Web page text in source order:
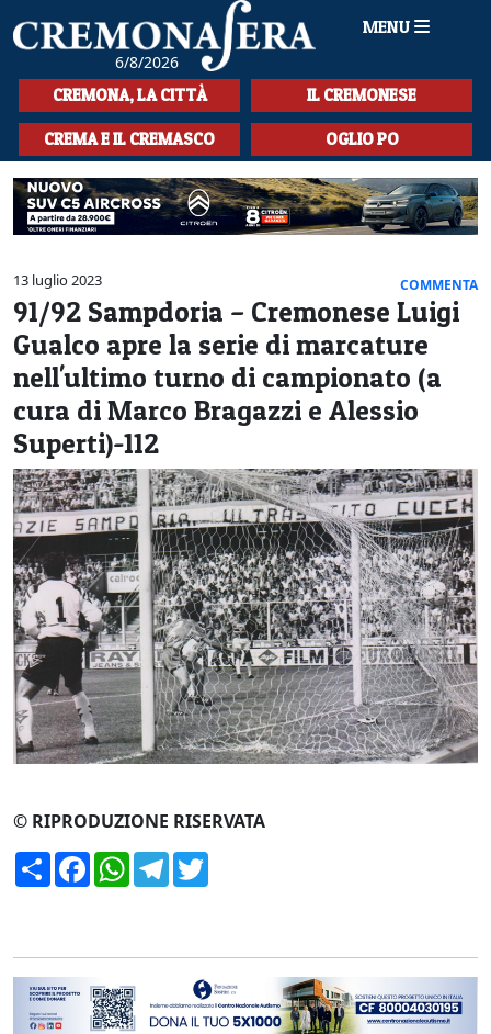
6/8/2026
MENU
HOME
CRONACA
SPORT
LA MUSICA
CULTURA
LA STORIA
SPETTACOLI
L'EDITORIALE
SEZIONI
CERCA
CREMONA, LA CITTÀ IL CREMONESE
CREMA E IL CREMASCO OGLIO PO
13 luglio 2023 COMMENTA
91/92 Sampdoria – Cremonese Luigi
Gualco apre la serie di marcature
nell'ultimo turno di campionato (a
cura di Marco Bragazzi e Alessio
Superti)-112
© RIPRODUZIONE RISERVATA
CondividiFacebookWhatsApp
Telegram